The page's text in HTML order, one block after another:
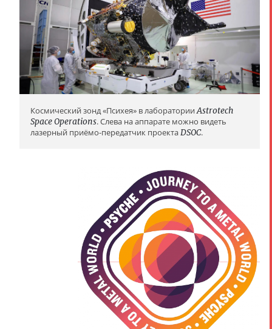
Космический зонд «Психея» в лабораторииAstrotech
Space Operations. Слева на аппарате можно видеть
лазерный приёмо-передатчик проектаDSOC.